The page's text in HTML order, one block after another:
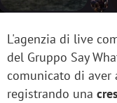
L'agenzia di live
del Gruppo Say
comunicato di aver
registrando una